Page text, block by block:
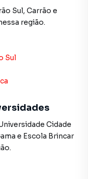
Paulo.
que em imobiliárias
imóveis em
São Jorge. Isso
digital focada em
interessados e
também com um
e uma
atender
Sul, Carrão e
região.
Sul
Cidade
e Escola Brincar